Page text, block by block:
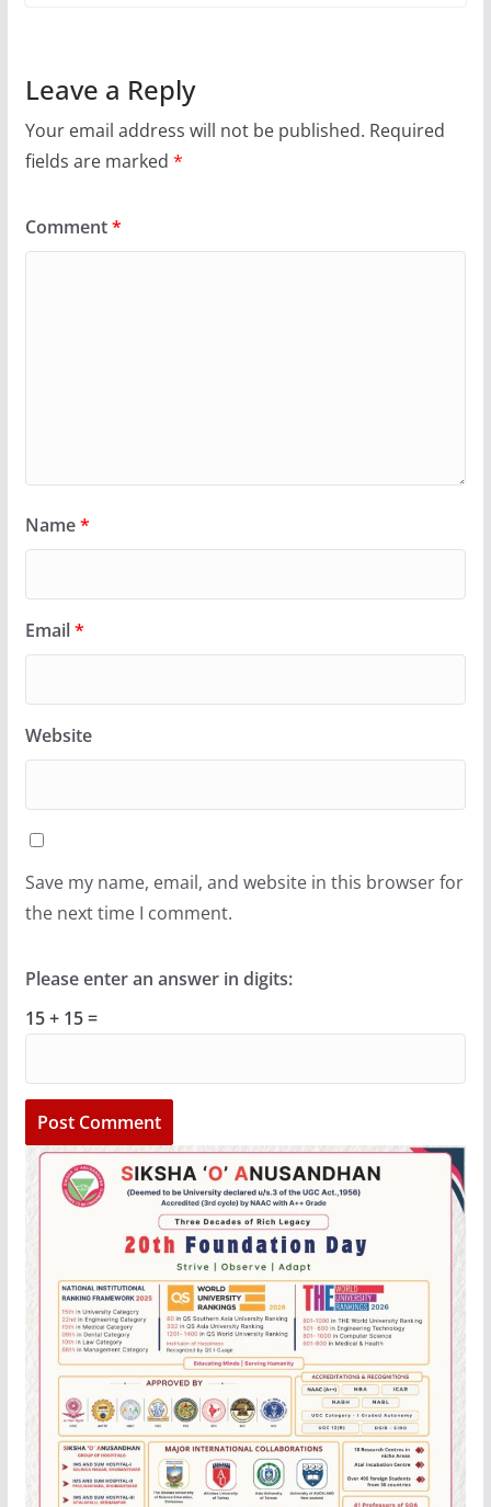
Leave a Reply
Your email address will not be published. Required
fields are marked *
Comment*
Name*
Email*
Website
Save my name, email, and website in this browser for
the next time I comment.
Please enter an answer in digits:
15 + 15 =